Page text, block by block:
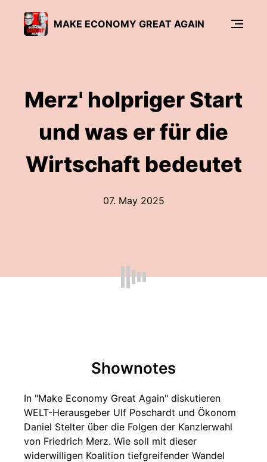
MAKE ECONOMY GREAT AGAIN
Merz' holpriger Start
und was er für die
Wirtschaft bedeutet
07. May 2025
Shownotes
In "Make Economy Great Again" diskutieren
WELT-Herausgeber Ulf Poschardt und Ökonom
Daniel Stelter über die Folgen der Kanzlerwahl
von Friedrich Merz. Wie soll mit dieser
widerwilligen Koalition tiefgreifender Wandel